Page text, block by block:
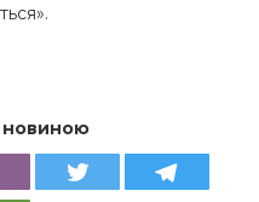
новиною